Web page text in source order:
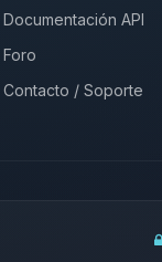
Documentación API
Foro
Contacto / Soporte